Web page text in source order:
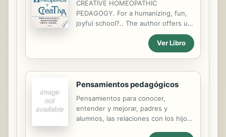
CREATIVE HOMEOPATHIC
PEDAGOGY. For a humanizing, fun,
joyful school?.. The author offers us
in this book an innovative concept in
education, what she denominates: ?
homeopathic pedagogy." The
medicine, go on giving the necessary
"doses" in successive therapies each
one of the original problem is
Ver Libro
Pensamientos pedagógicos
Pensamientos para conocer,
entender y mejorar, padres y
alumnos, las relaciones con los hijos